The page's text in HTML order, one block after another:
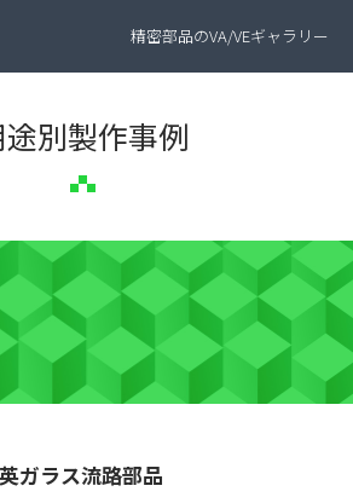
精密部品のVA/VEギャラリー
途別製作事例
ガラス流路部品